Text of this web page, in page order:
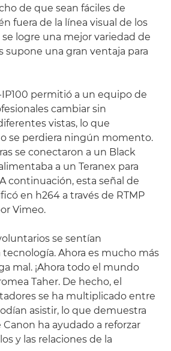
de que sean fáciles de
fuera de la línea visual de los
logre una mejor variedad de
supone una gran ventaja para
permitió a un equipo de
cambiar sin
vistas, lo que
se perdiera ningún momento.
se conectaron a un Black
a un Teranex para
continuación, esta señal de
en h264 a través de RTMP
Vimeo.
se sentían
Ahora es mucho más
mal. ¡Ahora todo el mundo
Taher. De hecho, el
se ha multiplicado entre
asistir, lo que demuestra
ha ayudado a reforzar
y las relaciones de la